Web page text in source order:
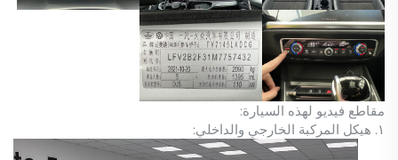
مقاطع فيديو لهذه السيارة:
١. هيكل المركبة الخارجي والداخلي: